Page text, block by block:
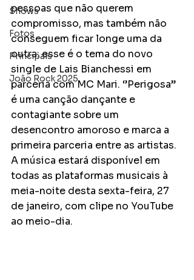
Shows
Fotos
Principais
João Rock 2025
pessoas que não querem
compromisso, mas também não
conseguem ficar longe uma da
outra: esse é o tema do novo
single de Lais Bianchessi em
parceria com MC Mari. ‘’Perigosa’’
é uma canção dançante e
contagiante sobre um
desencontro amoroso e marca a
primeira parceria entre as artistas.
A música estará disponível em
todas as plataformas musicais à
meia-noite desta sexta-feira, 27
de janeiro, com clipe no YouTube
ao meio-dia.